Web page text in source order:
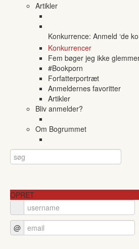
Artikler
Konkurrence: Anmeld ‘de
Konkurrencer
Fem bøger jeg ikke
#Bookporn
Forfatterportræt
Anmeldernes favoritter
Artikler
Bliv anmelder?
Om Bogrummet
OPRET
@